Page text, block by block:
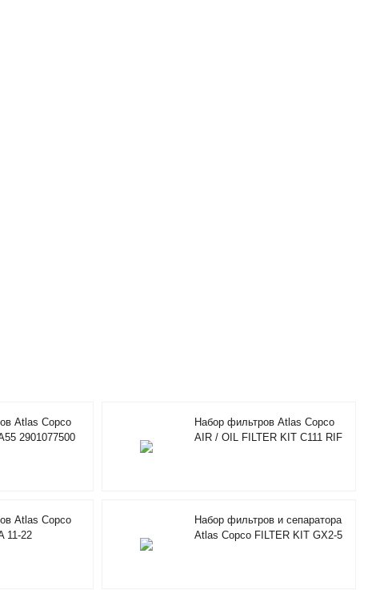
Atlas Copco
2901077500
Набор фильтров Atlas Copco
AIR / OIL FILTER KIT C111 RIF
Atlas Copco
11-22
Набор фильтров и сепаратора
Atlas Copco FILTER KIT GX2-5